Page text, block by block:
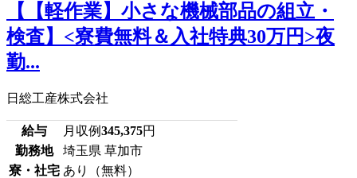
【【軽作業】小さな機械部品の組立・
検査】<寮費無料＆入社特典30万円>夜
勤...
日総工産株式会社
給与 月収例345,375円
勤務地
埼玉県 草加市
寮・社宅 あり（無料）